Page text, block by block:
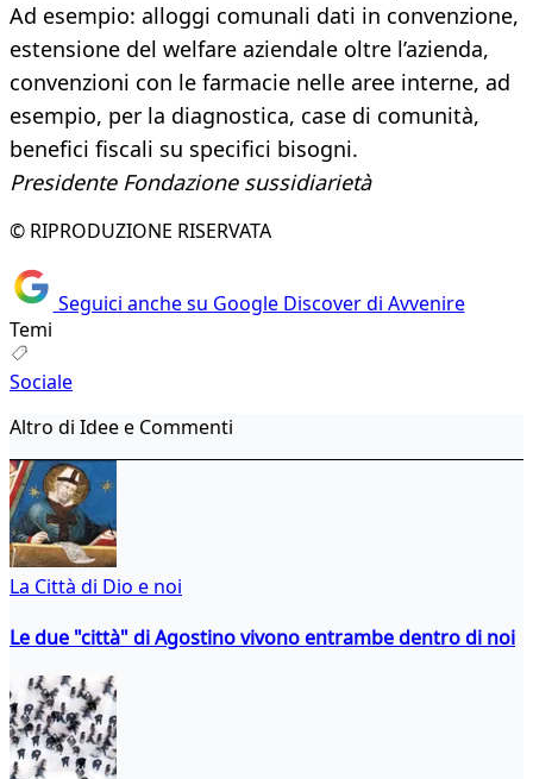
Ad esempio: alloggi comunali dati in convenzione,
estensione del welfare aziendale oltre l’azienda,
convenzioni con le farmacie nelle aree interne, ad
esempio, per la diagnostica, case di comunità,
benefici fiscali su specifici bisogni.
Presidente Fondazione sussidiarietà
© RIPRODUZIONE RISERVATA
Seguici anche su Google Discover di Avvenire
Temi
Sociale
Altro di Idee e Commenti
La Città di Dio e noi
Le due "città" di Agostino vivono entrambe dentro di noi